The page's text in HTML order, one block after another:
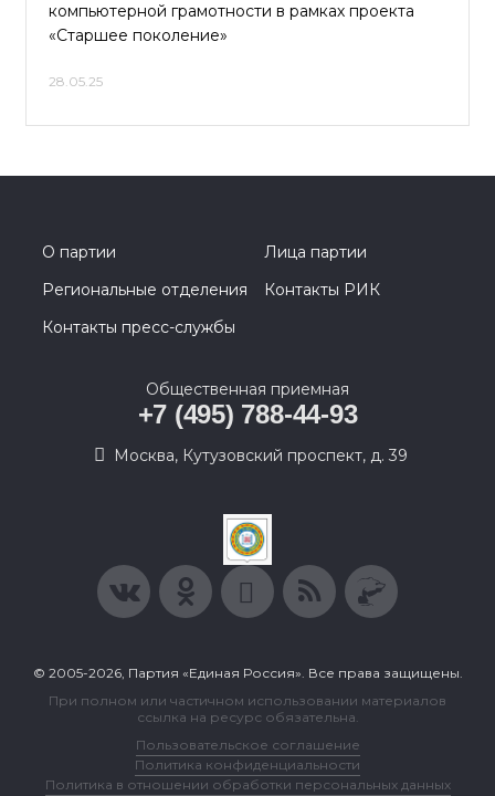
компьютерной грамотности в рамках проекта
«Старшее поколение»
28.05.25
О партии
Лица партии
Региональные отделения
Контакты РИК
Контакты пресс-службы
Общественная приемная
+7 (495) 788-44-93
Москва, Кутузовский проспект, д. 39
© 2005-2026, Партия «Единая Россия». Все права защищены.
При полном или частичном использовании материалов
ссылка на ресурс обязательна.
Пользовательское соглашение
Политика конфиденциальности
Политика в отношении обработки персональных данных